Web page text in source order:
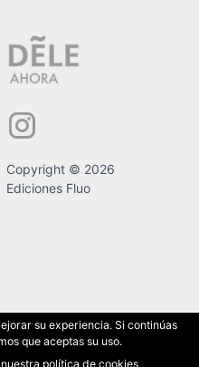
Copyright © 2026
Ediciones Fluo
su experiencia. Si continúas
que aceptas su uso.
política de cookies